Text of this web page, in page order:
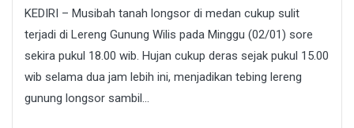
KEDIRI – Musibah tanah longsor di medan cukup sulit
terjadi di Lereng Gunung Wilis pada Minggu (02/01) sore
sekira pukul 18.00 wib. Hujan cukup deras sejak pukul 15.00
wib selama dua jam lebih ini, menjadikan tebing lereng
gunung longsor sambil...